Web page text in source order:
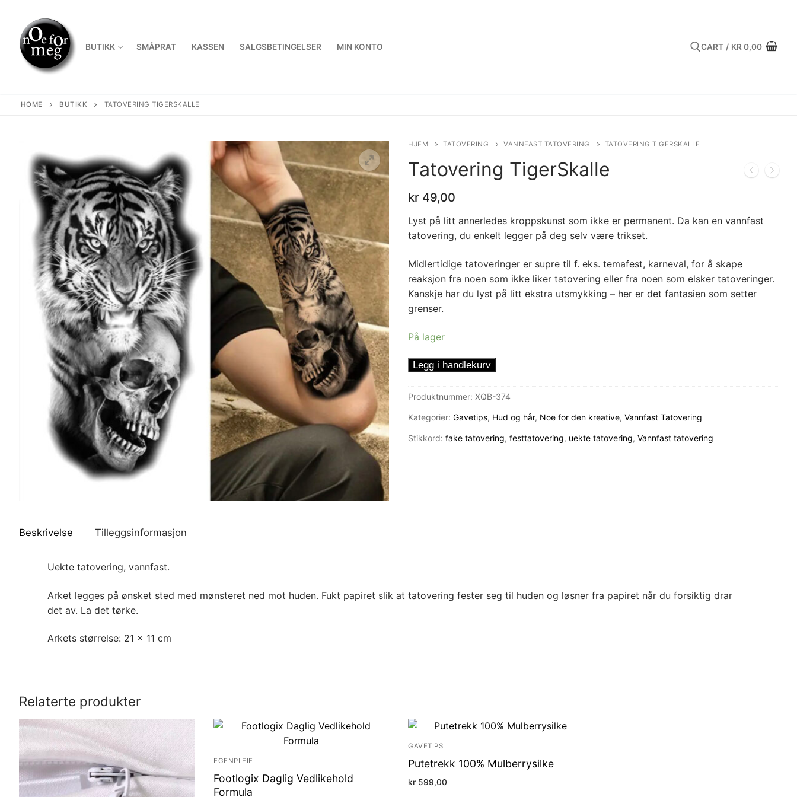
content
BUTIKK SMÅPRAT KASSEN SALGSBETINGELSER MIN KONTO CART / KR 0,00
HOME BUTIKK TATOVERING TIGERSKALLE
HJEM TATOVERING VANNFAST TATOVERING TATOVERING TIGERSKALLE
Tatovering TigerSkalle
kr 49,00
Lyst på litt annerledes kroppskunst som ikke er permanent. Da kan en vannfast
tatovering, du enkelt legger på deg selv være trikset.
Midlertidige tatoveringer er supre til f. eks. temafest, karneval, for å skape
reaksjon fra noen som ikke liker tatovering eller fra noen som elsker tatoveringer.
Kanskje har du lyst på litt ekstra utsmykking – her er det fantasien som setter
grenser.
På lager
Tatovering
antall
Legg i handlekurv
Produktnummer: XQB-374
Kategorier: Gavetips, Hud og hår, Noe for den kreative, Vannfast Tatovering
Stikkord: fake tatovering, festtatovering, uekte tatovering, Vannfast tatovering
Beskrivelse Tilleggsinformasjon
Uekte tatovering, vannfast.
Arket legges på ønsket sted med mønsteret ned mot huden. Fukt papiret slik at tatovering fester seg til huden og løsner fra papiret når du forsiktig drar
det av. La det tørke.
Arkets størrelse: 21 x 11 cm
Relaterte produkter
EGENPLEIE
Footlogix Daglig Vedlikehold
Formula
GAVETIPS
Putetrekk 100% Mulberrysilke
kr 599,00